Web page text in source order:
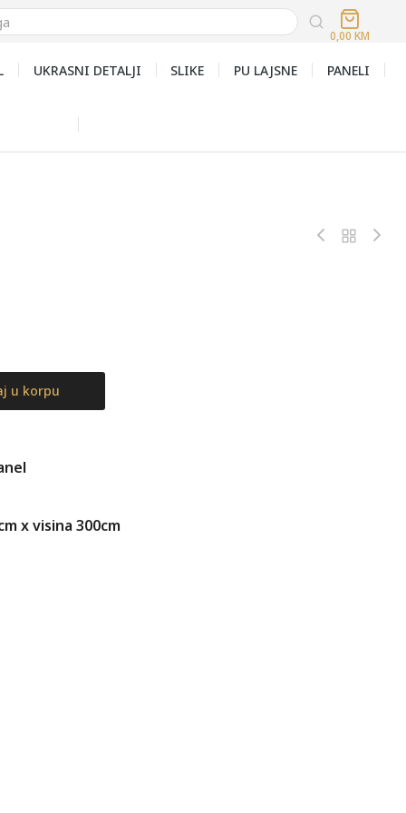
0,00 KM
UKRASNI DETALJI SLIKE PU LAJSNE PANELI
u korpu
x visina 300cm